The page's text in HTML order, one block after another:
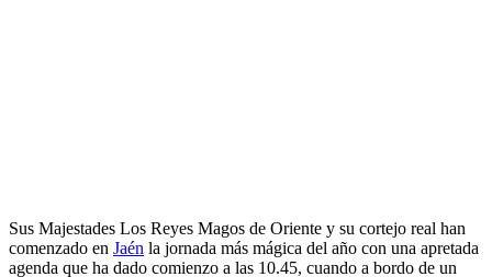
Sus Majestades Los Reyes Magos de Oriente y su cortejo real han
comenzado en Jaén la jornada más mágica del año con una apretada
agenda que ha dado comienzo a las 10.45, cuando a bordo de un